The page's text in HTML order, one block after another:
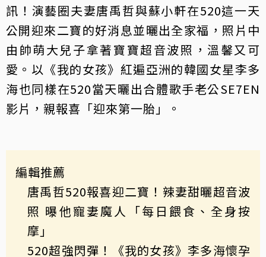
訊！演藝圈夫妻唐禹哲與蘇小軒在520這一天
公開迎來二寶的好消息並曬出全家福，照片中
由帥萌大兒子拿著寶寶超音波照，溫馨又可
愛。以《我的女孩》紅遍亞洲的韓國女星李多
海也同樣在520當天曬出合體歌手老公SE7EN
影片，親報喜「迎來第一胎」。
編輯推薦
唐禹哲520報喜迎二寶！辣妻甜曬超音波
照 曝他寵妻魔人「每日餵食、全身按
摩」
520超強閃彈！《我的女孩》李多海懷孕